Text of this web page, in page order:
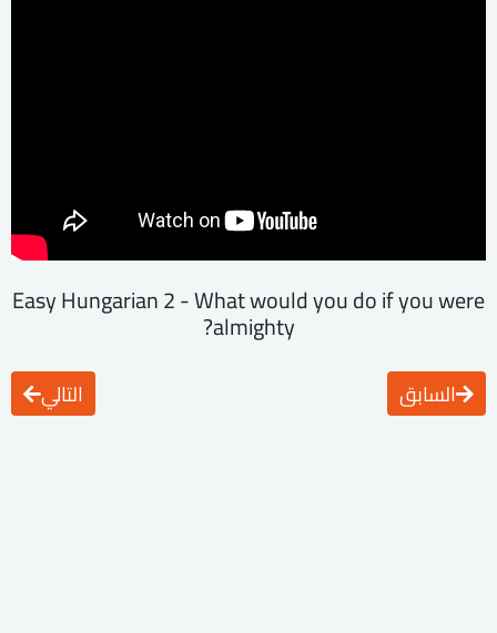
Easy Hungarian 2 - What would you do if you were
almighty?
السابق التالي